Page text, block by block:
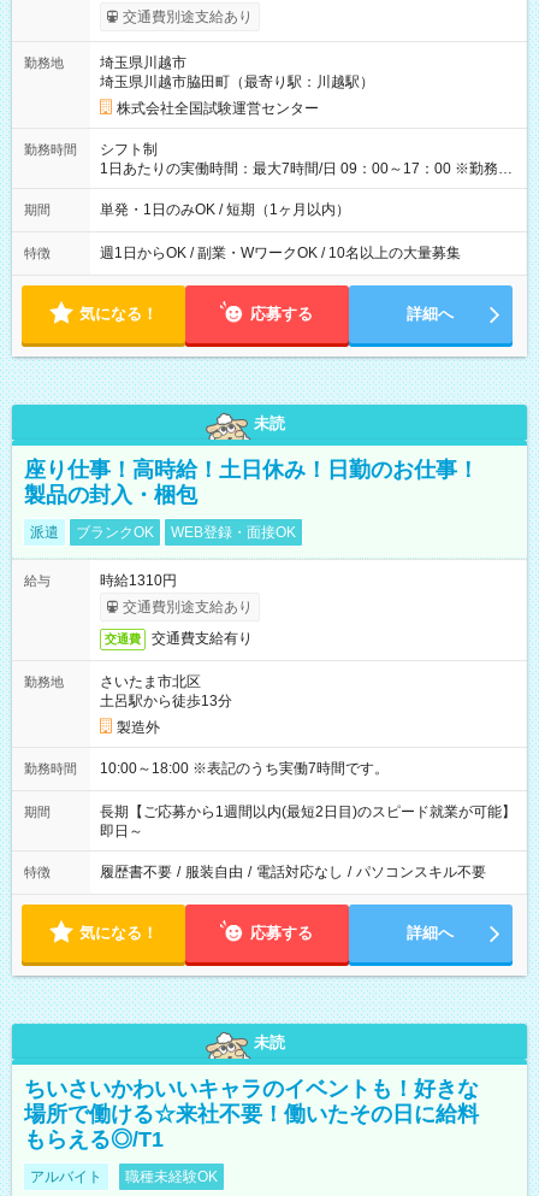
※勤務回数により昇給あり 【即給（前払い）オプションあ
り！】 希望される場合、勤務から1週間ほどで給与の一部を受け
例】 ・河合塾模擬試験 8:30～17:30（休憩1時間） 時給1,300円
×8時間＝日収10,400円＋交通費 ※当日の役割により時給＋100
円の場合あり ・国家試験 7:00～13:30（休憩なし） 時給1,300
円（役割手当＋100円）×6時間＝日収8,400円＋交通費 【試用期
間】試用期間なし
交通費別途支給あり
勤務地
埼玉県川越市
埼玉県川越市脇田町（最寄り駅：川越駅）
株式会社全国試験運営センター
勤務時間
シフト制
1日あたりの実働時間：最大7時間/日 09：00～17：00 ※勤務時
間は 試験により異なります。
期間 単発・1日のみOK / 短期（1ヶ月以内）
特徴 週1日からOK / 副業・WワークOK / 10名以上の大量募集
気になる！ 応募する 詳細へ
未読
座り仕事！高時給！土日休み！日勤のお仕事！
製品の封入・梱包
派遣 ブランクOK WEB登録・面接OK
給与
時給1310円
交通費別途支給あり
交通費 交通費支給有り
勤務地
さいたま市北区
土呂駅から徒歩13分
製造外
勤務時間 10:00～18:00 ※表記のうち実働7時間です。
期間
長期【ご応募から1週間以内(最短2日目)のスピード就業が可能】
即日～
特徴 履歴書不要 / 服装自由 / 電話対応なし / パソコンスキル不要
気になる！ 応募する 詳細へ
未読
ちいさいかわいいキャラのイベントも！好きな
場所で働ける☆来社不要！働いたその日に給料
もらえる◎/T1
アルバイト 職種未経験OK